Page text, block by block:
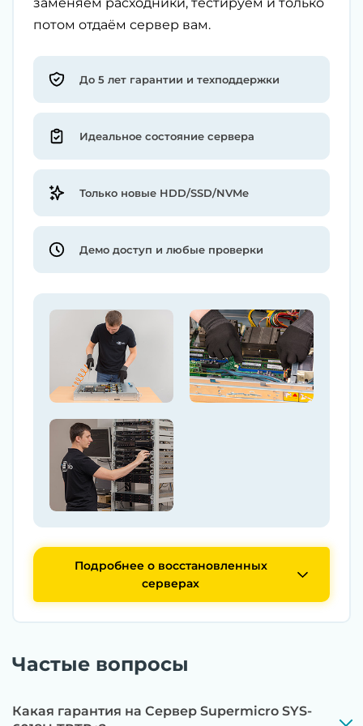
потом отдаём сервер вам.
До 5 лет гарантии и техподдержки
Идеальное состояние сервера
Только новые HDD/SSD/NVMe
Демо доступ и любые проверки
Подробнее о восстановленных
серверах
Частые вопросы
Какая гарантия на Сервер Supermicro SYS-